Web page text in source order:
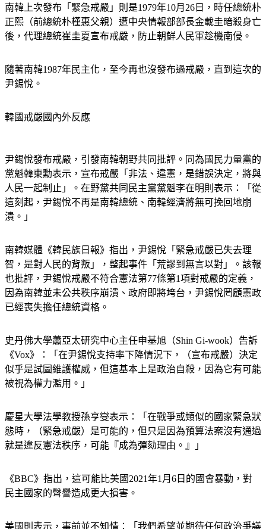
南韓上次發布「緊急戒嚴」則是1979年10月26日，時任總統朴
正熙（前總統朴槿惠父親）遭中央情報部部長金載圭暗殺身亡
後，代理總統崔圭夏宣布戒嚴，防止朝鮮人民軍趁機南侵。
隨著南韓1987年民主化，至今再也沒發布過戒嚴，直到這次的
尹錫悅。
韓國戒嚴國內外反應
尹錫悅發布戒嚴，引發南韓朝野共同批評。同為國民力量黨的
黨魁韓東勳表示，宣布戒嚴「非法、違憲，是錯誤決定，將與
人民一起制止」。在野黨共同民主黨黨魁李在明則表示：「從
這刻起，尹錫悅不再是南韓總統、南韓經濟將無可挽回地崩
潰。」
南韓媒體《韓民族日報》指出，尹錫悅「緊急戒嚴已失去理
智，是對人民的背叛」，整起事件「荒謬到無言以對」。該報
也批評，尹錫悅戒嚴不符合憲法第77條第1項對戒嚴的定義，
因為南韓並未公共秩序崩潰、政府即將垮台，尹錫悅罔顧憲政
已經喪失擔任總統資格。
史丹佛大學蕭亞太研究中心主任申基旭（Shin Gi-wook）告訴
《Vox》：「在尹錫悅支持率下降情況下，（宣布戒嚴）決定
似乎是試圖維護權威，但這基本上是政治自殺，因為它有可能
被視為權力濫用。」
慶星大學法學教授孫亨燮表示：「在戰爭或類似的國家緊急狀
態時，（緊急戒嚴）是可能的，但只是因為預算法案沒有通過
就是違反憲法秩序，可能『成為彈劾理由。』」
《BBC》指出，這可能比美國2021年1月6日的國會暴動，對
民主國家的聲譽造成更大損害。
美國則表示，事前並不知情：「我們希望並期待任何政治爭議